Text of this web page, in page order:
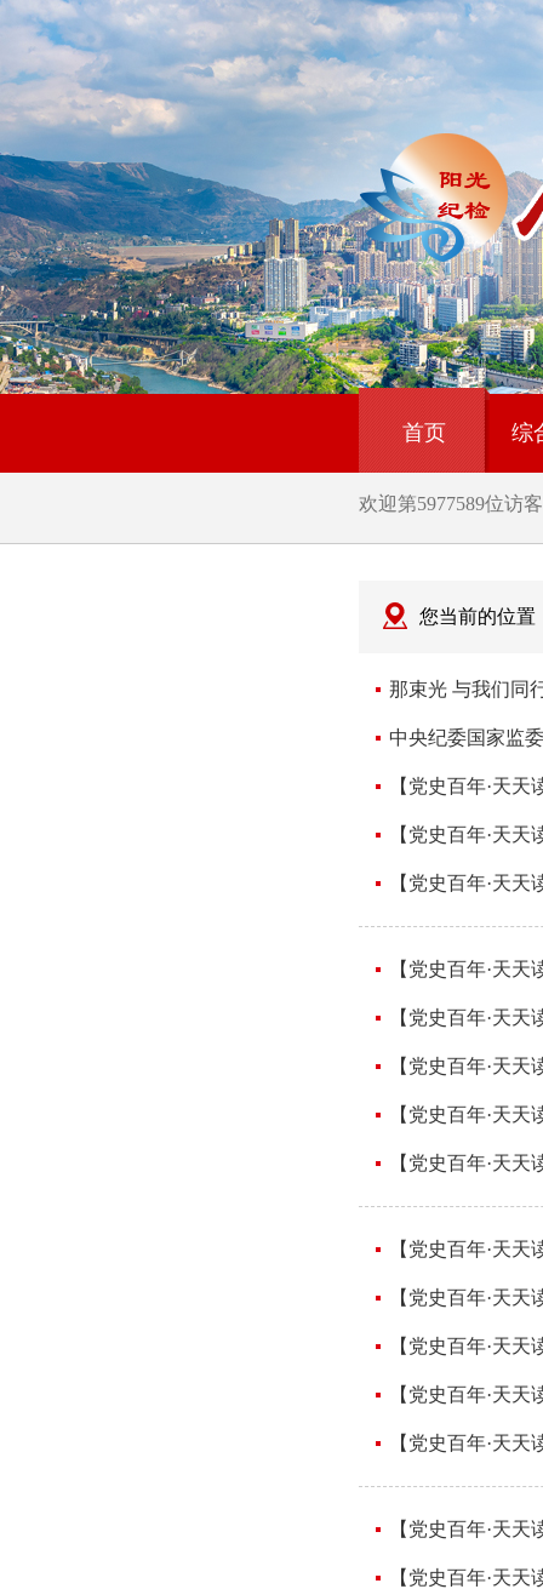
首页 综
欢迎第5977589位访客
您当前的位置
那束光 与我们同
中央纪委国家监
【党史百年·天天
【党史百年·天天
【党史百年·天天
【党史百年·天天
【党史百年·天天
【党史百年·天天
【党史百年·天天
【党史百年·天天
【党史百年·天天
【党史百年·天天
【党史百年·天天
【党史百年·天天
【党史百年·天天
【党史百年·天天
【党史百年·天天